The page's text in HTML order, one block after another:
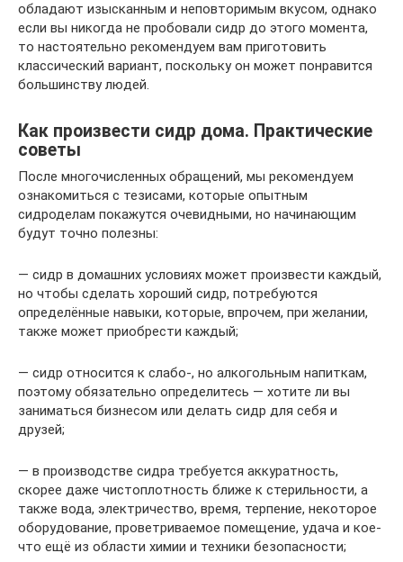
обладают изысканным и неповторимым вкусом, однако
если вы никогда не пробовали сидр до этого момента,
то настоятельно рекомендуем вам приготовить
классический вариант, поскольку он может понравится
большинству людей.
Как произвести сидр дома. Практические
советы
После многочисленных обращений, мы рекомендуем
ознакомиться с тезисами, которые опытным
сидроделам покажутся очевидными, но начинающим
будут точно полезны:
— сидр в домашних условиях может произвести каждый,
но чтобы сделать хороший сидр, потребуются
определённые навыки, которые, впрочем, при желании,
также может приобрести каждый;
— сидр относится к слабо-, но алкогольным напиткам,
поэтому обязательно определитесь — хотите ли вы
заниматься бизнесом или делать сидр для себя и
друзей;
— в производстве сидра требуется аккуратность,
скорее даже чистоплотность ближе к стерильности, а
также вода, электричество, время, терпение, некоторое
оборудование, проветриваемое помещение, удача и кое-
что ещё из области химии и техники безопасности;